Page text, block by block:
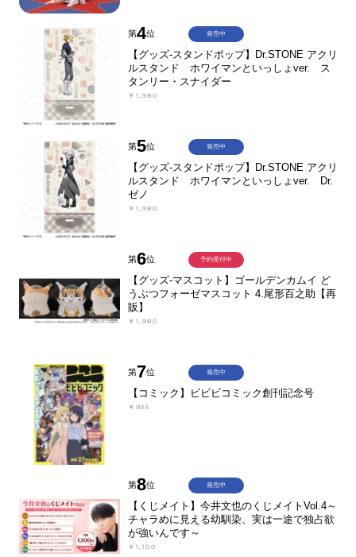
第4位
【グッズ-スタンドポップ】Dr.STONE アクリ
ルスタンド ホワイマンといっしょver. ス
タンリー・スナイダー
￥1,980
発売中
第5位
【グッズ-スタンドポップ】Dr.STONE アクリ
ルスタンド ホワイマンといっしょver. Dr.
ゼノ
￥1,980
発売中
第6位
【グッズ-マスコット】ゴールデンカムイ ど
うぶつフォーゼマスコット 4.尾形百之助【再
販】
￥1,980
予約受付中
第7位
【コミック】ビビビコミック創刊記念号
￥935
発売中
第8位
【くじメイト】今井文也のくじメイトVol.4～
チャラめに見える幼馴染、実は一途で独占欲
が強いんです～
￥1,100
発売中